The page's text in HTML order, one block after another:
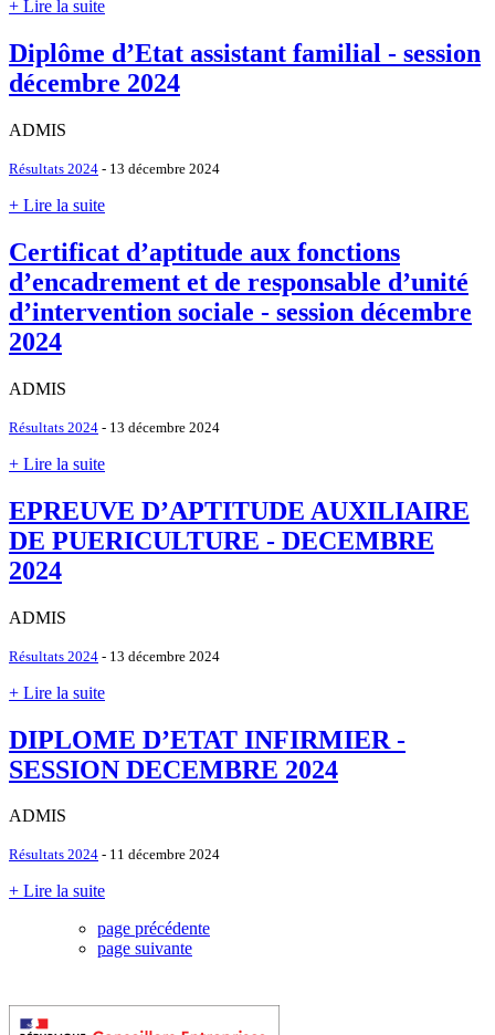
+ Lire la suite
Diplôme d’Etat assistant familial - session
décembre 2024
ADMIS
Résultats 2024 - 13 décembre 2024
+ Lire la suite
Certificat d’aptitude aux fonctions
d’encadrement et de responsable d’unité
d’intervention sociale - session décembre
2024
ADMIS
Résultats 2024 - 13 décembre 2024
+ Lire la suite
EPREUVE D’APTITUDE AUXILIAIRE
DE PUERICULTURE - DECEMBRE
2024
ADMIS
Résultats 2024 - 13 décembre 2024
+ Lire la suite
DIPLOME D’ETAT INFIRMIER -
SESSION DECEMBRE 2024
ADMIS
Résultats 2024 - 11 décembre 2024
+ Lire la suite
page précédente
page suivante